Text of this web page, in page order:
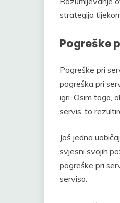
strategija
Pogreške
Pogreške pri
pogreška pri
igri. Osim toga,
servis, to
Još jedna
svjesni svojih
pogreške pri
servisa.